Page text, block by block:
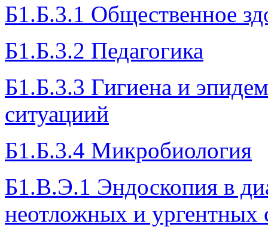
Б1.Б.3.1 Общественное
Б1.Б.3.2 Педагогика
Б1.Б.3.3 Гигиена и
ситуациий
Б1.Б.3.4 Микробиология
Б1.В.Э.1 Эндоскопия в
неотложных и ургентных